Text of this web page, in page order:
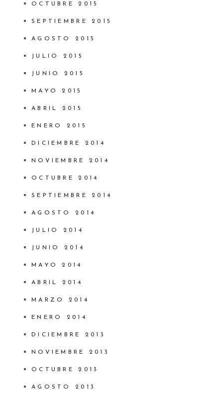
OCTUBRE 2015
SEPTIEMBRE 2015
AGOSTO 2015
JULIO 2015
JUNIO 2015
MAYO 2015
ABRIL 2015
ENERO 2015
DICIEMBRE 2014
NOVIEMBRE 2014
OCTUBRE 2014
SEPTIEMBRE 2014
AGOSTO 2014
JULIO 2014
JUNIO 2014
MAYO 2014
ABRIL 2014
MARZO 2014
ENERO 2014
DICIEMBRE 2013
NOVIEMBRE 2013
OCTUBRE 2013
AGOSTO 2013